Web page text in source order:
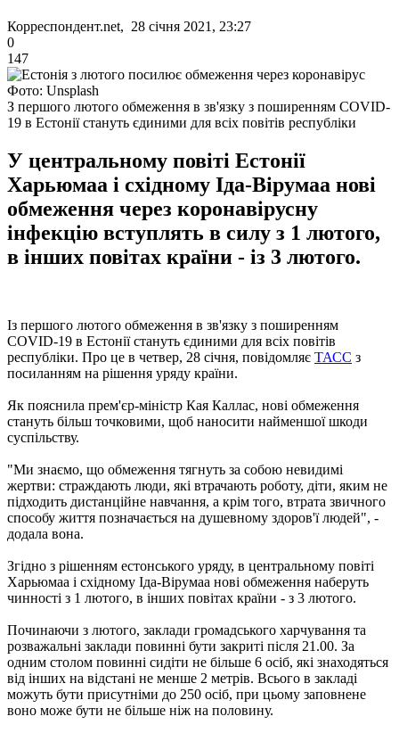
Корреспондент.net, 28 січня 2021, 23:27
0
147
Фото: Unsplash
З першого лютого обмеження в зв'язку з поширенням COVID-
19 в Естонії стануть єдиними для всіх повітів республіки
У центральному повіті Естонії
Харьюмаа і східному Іда-Вірумаа нові
обмеження через коронавірусну
інфекцію вступлять в силу з 1 лютого,
в інших повітах країни - із 3 лютого.
Із першого лютого обмеження в зв'язку з поширенням
COVID-19 в Естонії стануть єдиними для всіх повітів
республіки. Про це в четвер, 28 січня, повідомляє ТАСС з
посиланням на рішення уряду країни.
Як пояснила прем'єр-міністр Кая Каллас, нові обмеження
стануть більш точковими, щоб наносити найменшої шкоди
суспільству.
"Ми знаємо, що обмеження тягнуть за собою невидимі
жертви: страждають люди, які втрачають роботу, діти, яким не
підходить дистанційне навчання, а крім того, втрата звичного
способу життя позначається на душевному здоров'ї людей", -
додала вона.
Згідно з рішенням естонського уряду, в центральному повіті
Харьюмаа і східному Іда-Вірумаа нові обмеження наберуть
чинності з 1 лютого, в інших повітах країни - з 3 лютого.
Починаючи з лютого, заклади громадського харчування та
розважальні заклади повинні бути закриті після 21.00. За
одним столом повинні сидіти не більше 6 осіб, які знаходяться
від інших на відстані не менше 2 метрів. Всього в закладі
можуть бути присутніми до 250 осіб, при цьому заповнене
воно може бути не більше ніж на половину.